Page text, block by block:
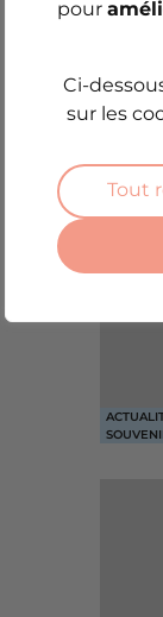
pour
Ci-
sur les
Tout
Rhéto